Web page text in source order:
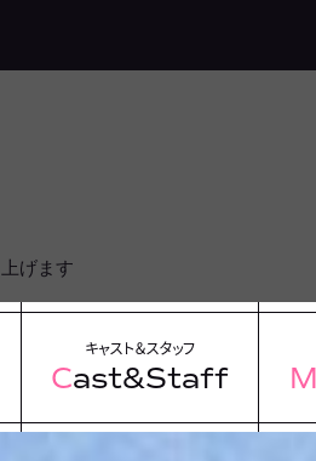
げます
キャスト＆スタッフ
Cast&Staff